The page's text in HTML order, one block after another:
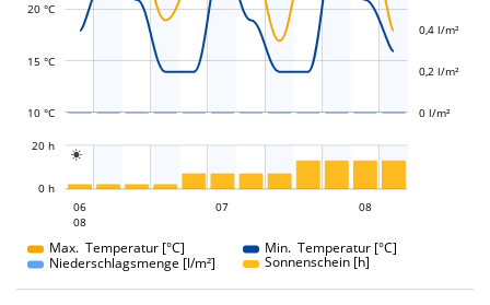
10 °C
20 °C
15 °C
0 l/m²
0,2 l/m²
0,4 l/m²

0 h
20 h
06
08
07 08
Max. Temperatur [°C]
Min. Temperatur [°C]
Niederschlagsmenge [l/m²]
Sonnenschein [h]